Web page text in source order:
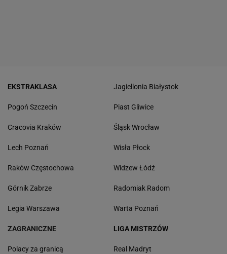
EKSTRAKLASA
Pogoń Szczecin
Cracovia Kraków
Lech Poznań
Raków Częstochowa
Górnik Zabrze
Legia Warszawa
Jagiellonia Białystok
Piast Gliwice
Śląsk Wrocław
Wisła Płock
Widzew Łódź
Radomiak Radom
Warta Poznań
ZAGRANICZNE
Polacy za granicą
LIGA MISTRZÓW
Real Madryt